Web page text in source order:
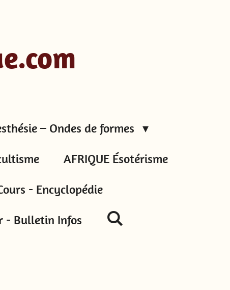
– Ondes de formes
AFRIQUE Ésotérisme
- Encyclopédie
- Bulletin Infos